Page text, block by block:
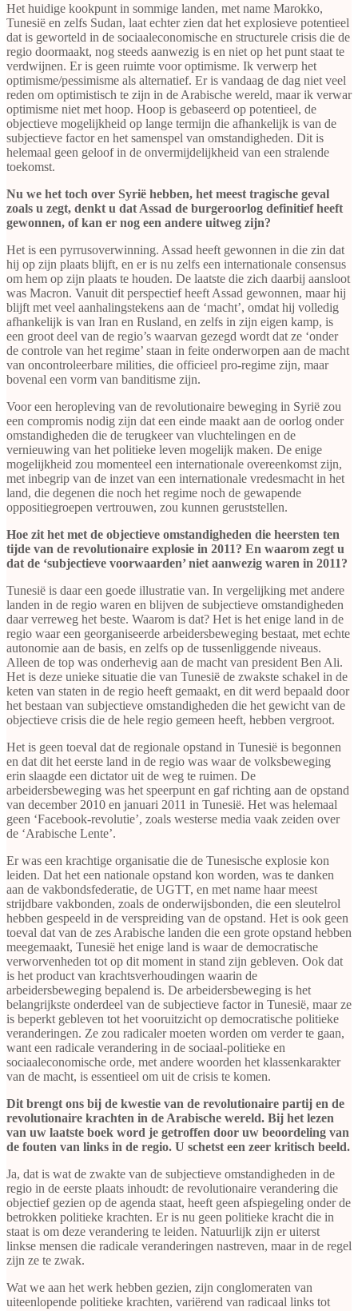
Het huidige kookpunt in sommige landen, met name Marokko,
Tunesië en zelfs Sudan, laat echter zien dat het explosieve potentieel
dat is geworteld in de sociaaleconomische en structurele crisis die de
regio doormaakt, nog steeds aanwezig is en niet op het punt staat te
verdwijnen. Er is geen ruimte voor optimisme. Ik verwerp het
optimisme/pessimisme als alternatief. Er is vandaag de dag niet veel
reden om optimistisch te zijn in de Arabische wereld, maar ik verwar
optimisme niet met hoop. Hoop is gebaseerd op potentieel, de
objectieve mogelijkheid op lange termijn die afhankelijk is van de
subjectieve factor en het samenspel van omstandigheden. Dit is
helemaal geen geloof in de onvermijdelijkheid van een stralende
toekomst.
Nu we het toch over Syrië hebben, het meest tragische geval
zoals u zegt, denkt u dat Assad de burgeroorlog definitief heeft
gewonnen, of kan er nog een andere uitweg zijn?
Het is een pyrrusoverwinning. Assad heeft gewonnen in die zin dat
hij op zijn plaats blijft, en er is nu zelfs een internationale consensus
om hem op zijn plaats te houden. De laatste die zich daarbij aansloot
was Macron. Vanuit dit perspectief heeft Assad gewonnen, maar hij
blijft met veel aanhalingstekens aan de ‘macht’, omdat hij volledig
afhankelijk is van Iran en Rusland, en zelfs in zijn eigen kamp, is
een groot deel van de regio’s waarvan gezegd wordt dat ze ‘onder
de controle van het regime’ staan in feite onderworpen aan de macht
van oncontroleerbare milities, die officieel pro-regime zijn, maar
bovenal een vorm van banditisme zijn.
Voor een heropleving van de revolutionaire beweging in Syrië zou
een compromis nodig zijn dat een einde maakt aan de oorlog onder
omstandigheden die de terugkeer van vluchtelingen en de
vernieuwing van het politieke leven mogelijk maken. De enige
mogelijkheid zou momenteel een internationale overeenkomst zijn,
met inbegrip van de inzet van een internationale vredesmacht in het
land, die degenen die noch het regime noch de gewapende
oppositiegroepen vertrouwen, zou kunnen geruststellen.
Hoe zit het met de objectieve omstandigheden die heersten ten
tijde van de revolutionaire explosie in 2011? En waarom zegt u
dat de ‘subjectieve voorwaarden’ niet aanwezig waren in 2011?
Tunesië is daar een goede illustratie van. In vergelijking met andere
landen in de regio waren en blijven de subjectieve omstandigheden
daar verreweg het beste. Waarom is dat? Het is het enige land in de
regio waar een georganiseerde arbeidersbeweging bestaat, met echte
autonomie aan de basis, en zelfs op de tussenliggende niveaus.
Alleen de top was onderhevig aan de macht van president Ben Ali.
Het is deze unieke situatie die van Tunesië de zwakste schakel in de
keten van staten in de regio heeft gemaakt, en dit werd bepaald door
het bestaan van subjectieve omstandigheden die het gewicht van de
objectieve crisis die de hele regio gemeen heeft, hebben vergroot.
Het is geen toeval dat de regionale opstand in Tunesië is begonnen
en dat dit het eerste land in de regio was waar de volksbeweging
erin slaagde een dictator uit de weg te ruimen. De
arbeidersbeweging was het speerpunt en gaf richting aan de opstand
van december 2010 en januari 2011 in Tunesië. Het was helemaal
geen ‘Facebook-revolutie’, zoals westerse media vaak zeiden over
de ‘Arabische Lente’.
Er was een krachtige organisatie die de Tunesische explosie kon
leiden. Dat het een nationale opstand kon worden, was te danken
aan de vakbondsfederatie, de UGTT, en met name haar meest
strijdbare vakbonden, zoals de onderwijsbonden, die een sleutelrol
hebben gespeeld in de verspreiding van de opstand. Het is ook geen
toeval dat van de zes Arabische landen die een grote opstand hebben
meegemaakt, Tunesië het enige land is waar de democratische
verworvenheden tot op dit moment in stand zijn gebleven. Ook dat
is het product van krachtsverhoudingen waarin de
arbeidersbeweging bepalend is. De arbeidersbeweging is het
belangrijkste onderdeel van de subjectieve factor in Tunesië, maar ze
is beperkt gebleven tot het vooruitzicht op democratische politieke
veranderingen. Ze zou radicaler moeten worden om verder te gaan,
want een radicale verandering in de sociaal-politieke en
sociaaleconomische orde, met andere woorden het klassenkarakter
van de macht, is essentieel om uit de crisis te komen.
Dit brengt ons bij de kwestie van de revolutionaire partij en de
revolutionaire krachten in de Arabische wereld. Bij het lezen
van uw laatste boek word je getroffen door uw beoordeling van
de fouten van links in de regio. U schetst een zeer kritisch beeld.
Ja, dat is wat de zwakte van de subjectieve omstandigheden in de
regio in de eerste plaats inhoudt: de revolutionaire verandering die
objectief gezien op de agenda staat, heeft geen afspiegeling onder de
betrokken politieke krachten. Er is nu geen politieke kracht die in
staat is om deze verandering te leiden. Natuurlijk zijn er uiterst
linkse mensen die radicale veranderingen nastreven, maar in de regel
zijn ze te zwak.
Wat we aan het werk hebben gezien, zijn conglomeraten van
uiteenlopende politieke krachten, variërend van radicaal links tot